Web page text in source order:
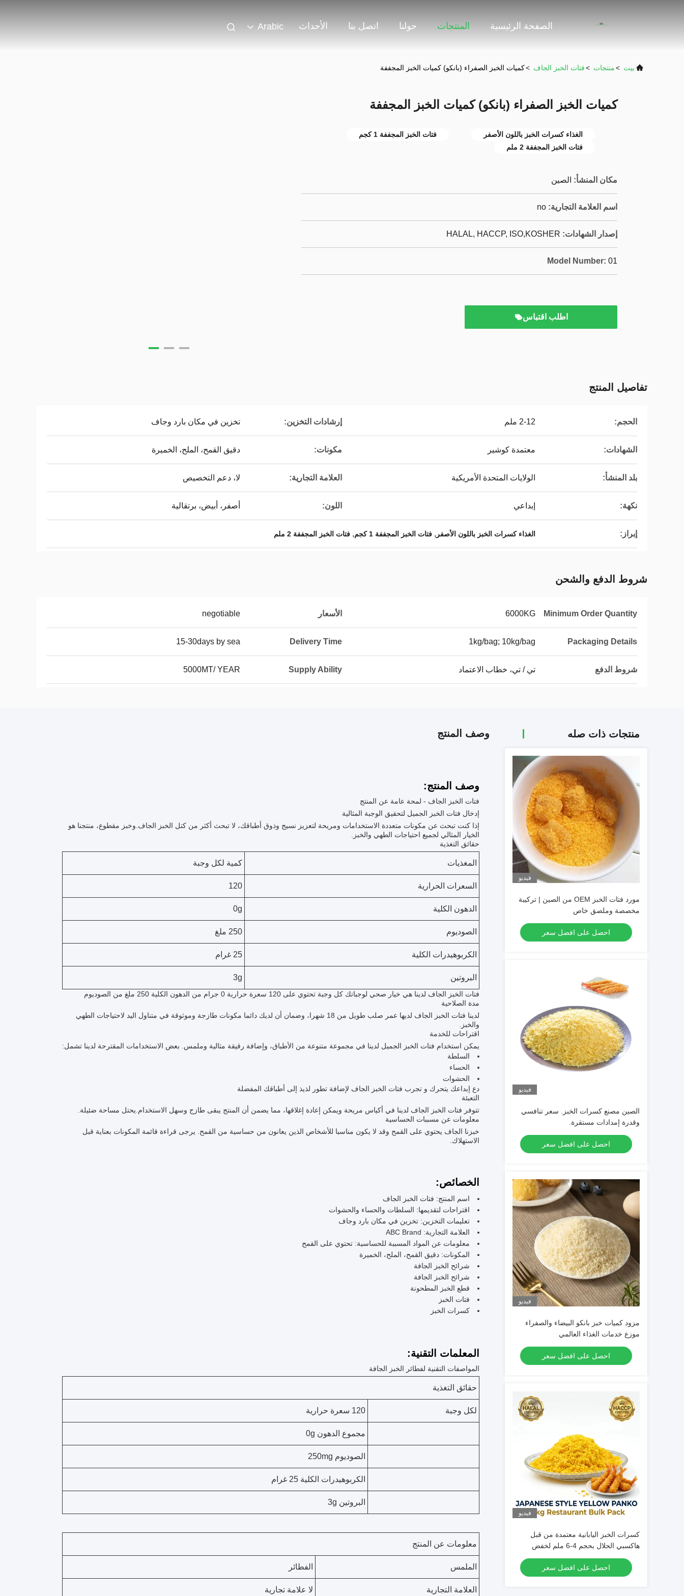
الصفحة الرئيسية المنتجات حولنا اتصل بنا الأحداث Arabic
بيت >منتجات >فتات الخبز الجاف >كميات الخبز الصفراء (بانكو) كميات الخبز المجففة
كميات الخبز الصفراء (بانكو) كميات الخبز المجففة
الغذاء كسرات الخبز باللون الأصفر
فتات الخبز المجففة 1 كجم
فتات الخبز المجففة 2 ملم
مكان المنشأ: الصين
اسم العلامة التجارية: no
إصدار الشهادات: HALAL, HACCP, ISO,KOSHER
Model Number: 01
اطلب اقتباس
تفاصيل المنتج
الحجم: 2-12 ملم إرشادات التخزين: تخزين في مكان بارد وجاف
الشهادات: معتمدة كوشير مكونات: دقيق القمح، الملح، الخميرة
بلد المنشأ: الولايات المتحدة الأمريكية العلامة التجارية: لا، دعم التخصيص
نكهة: إبداعي اللون: أصفر، أبيض، برتقالية
إبراز: الغذاء كسرات الخبز باللون الأصفر , فتات الخبز المجففة 1 كجم , فتات الخبز المجففة 2 ملم
شروط الدفع والشحن
Minimum Order Quantity
6000KG الأسعار negotiable
Packaging Details
1kg/bag; 10kg/bag
Delivery Time
15-30days by sea
شروط الدفع تي / تي، خطاب الاعتماد Supply Ability
5000MT/ YEAR
منتجات ذات صله
فيديو
مورد فتات الخبز OEM من الصين | تركيبة
مخصصة وملصق خاص
احصل على افضل سعر
فيديو
الصين مصنع كسرات الخبز. سعر تنافسي
وقدرة إمدادات مستقرة.
احصل على افضل سعر
فيديو
مزود كميات خبز بانكو البيضاء والصفراء
موزع خدمات الغذاء العالمي
احصل على افضل سعر
فيديو
كسرات الخبز اليابانية معتمدة من قبل
هاكسبي الحلال بحجم 4-6 ملم لخفض
امتصاص الزيت في الأطعمة المقلية
احصل على افضل سعر
وصف المنتج
وصف المنتج:
فتات الخبز الجاف - لمحة عامة عن المنتج
إدخال فتات الخبز الجميل لتحقيق الوجبة المثالية
إذا كنت تبحث عن مكونات متعددة الاستخدامات ومريحة لتعزيز نسيج وذوق أطباقك، لا تبحث أكثر من كتل الخبز الجاف.وخبز مقطوع، منتجنا هو
الخيار المثالي لجميع احتياجات الطهي والخبز.
حقائق التغذية
المغذيات كمية لكل وجبة
السعرات الحرارية 120
الدهون الكلية 0g
الصوديوم 250 ملغ
الكربوهيدرات الكلية 25 غرام
البروتين 3g
فتات الخبز الجاف لدينا هي خيار صحي لوجباتك كل وجبة تحتوي على 120 سعرة حرارية 0 جرام من الدهون الكلية 250 ملغ من الصوديوم
مدة الصلاحية
لدينا فتات الخبز الجاف لديها عمر صلب طويل من 18 شهرا، وضمان أن لديك دائما مكونات طازجة وموثوقة في متناول اليد لاحتياجات الطهي
والخبز.
اقتراحات للخدمة
يمكن استخدام فتات الخبز الجميل لدينا في مجموعة متنوعة من الأطباق، وإضافة رقيقة مثالية وملمس. بعض الاستخدامات المقترحة لدينا تشمل:
السلطة
الحساء
الحشوات
دع إبداعك يتحرك و تجرب فتات الخبز الجاف لإضافة تطور لذيذ إلى أطباقك المفضلة
التعبئة
تتوفر فتات الخبز الجاف لدينا في أكياس مريحة ويمكن إعادة إغلاقها، مما يضمن أن المنتج يبقى طازج وسهل الاستخدام.يحتل مساحة ضئيلة.
معلومات عن مسببات الحساسية
خبزنا الجاف يحتوي على القمح وقد لا يكون مناسبا للأشخاص الذين يعانون من حساسية من القمح. يرجى قراءة قائمة المكونات بعناية قبل
الاستهلاك.
الخصائص:
اسم المنتج: فتات الخبز الجاف
اقتراحات لتقديمها: السلطات والحساء والحشوات
تعليمات التخزين: تخزين في مكان بارد وجاف
العلامة التجارية: ABC Brand
معلومات عن المواد المسببة للحساسية: تحتوي على القمح
المكونات: دقيق القمح، الملح، الخميرة
شرائح الخبز الجافة
شرائح الخبز الجافة
قطع الخبز المطحونة
فتات الخبز
كسرات الخبز
المعلمات التقنية:
المواصفات التقنية لفطائر الخبز الجافة
حقائق التغذية
لكل وجبة 120 سعرة حرارية
مجموع الدهون 0g
الصوديوم 250mg
الكربوهيدرات الكلية 25 غرام
البروتين 3g
معلومات عن المنتج
الملمس الفطائر
العلامة التجارية لا علامة تجارية